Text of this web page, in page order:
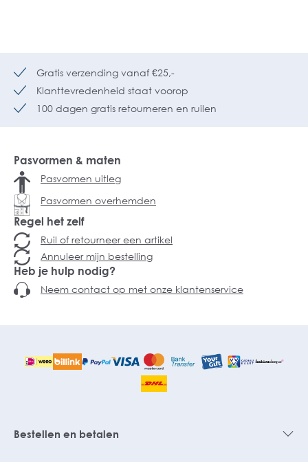
Gratis verzending vanaf €25,-
Klanttevredenheid staat voorop
100 dagen gratis retourneren en ruilen
Pasvormen & maten
Pasvormen uitleg
Pasvormen overhemden
Regel het zelf
Ruil of retourneer een artikel
Annuleer mijn bestelling
Heb je hulp nodig?
Neem contact op met onze klantenservice
Bestellen en betalen